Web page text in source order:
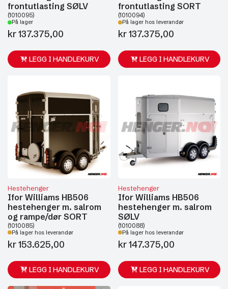
frontutlasting SØLV
(1010095)
På lager
kr137.375,00
LEGG I HANDLEKURV
frontutlasting SORT
(1010094)
På lager hos leverandør
kr137.375,00
LEGG I HANDLEKURV
Hestehenger
Ifor Williams HB506
hestehenger m. salrom
og rampe/dør SORT
(1010085)
På lager hos leverandør
kr153.625,00
LEGG I HANDLEKURV
Hestehenger
Ifor Williams HB506
hestehenger m. salrom
SØLV
(1010088)
På lager hos leverandør
kr147.375,00
LEGG I HANDLEKURV